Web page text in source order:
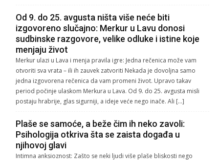
Od 9. do 25. avgusta ništa više neće biti
izgovoreno slučajno: Merkur u Lavu donosi
sudbinske razgovore, velike odluke i istine koje
menjaju život
Merkur ulazi u Lava i menja pravila igre: Jedna rečenica može vam
otvoriti sva vrata – ili ih zauvek zatvoriti Nekada je dovoljna samo
jedna izgovorena rečenica da vam promeni život. Upravo takav
period počinje ulaskom Merkura u Lava. Od 9. do 25. avgusta misli
postaju hrabrije, glas sigurniji, a ideje veće nego inače. Ali […]
Plaše se samoće, a beže čim ih neko zavoli:
Psihologija otkriva šta se zaista događa u
njihovoj glavi
Intimna anksioznost: Zašto se neki ljudi više plaše bliskosti nego